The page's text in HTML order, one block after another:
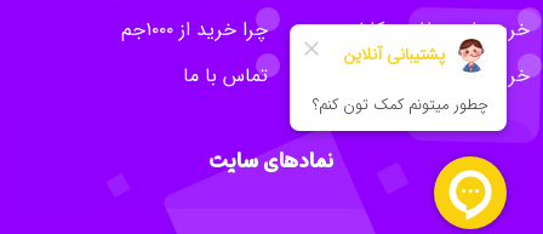
خرید بلیت طلایی کلش
خرید روبلاکس
چرا خرید از ۱۰۰۰جم
تماس با ما
نمادهای سایت